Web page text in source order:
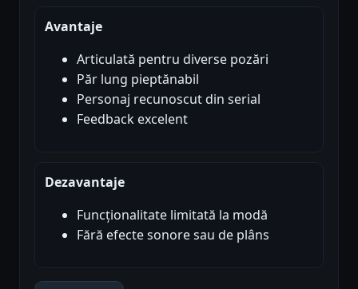
Avantaje
Articulată pentru diverse pozări
Păr lung pieptănabil
Personaj recunoscut din serial
Feedback excelent
Dezavantaje
Funcționalitate limitată la modă
Fără efecte sonore sau de plâns